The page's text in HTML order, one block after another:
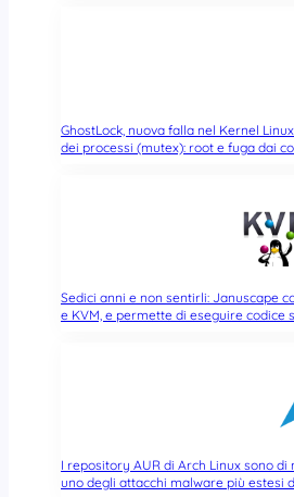
GhostLock, nuova falla nel Kernel
dei processi (mutex): root e fuga dai
Sedici anni e non sentirli: Januscape
e KVM, e permette di eseguire codice
I repository AUR di Arch Linux sono di
uno degli attacchi malware più estesi